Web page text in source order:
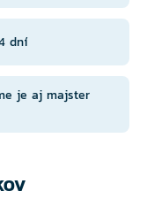
dní
je aj majster